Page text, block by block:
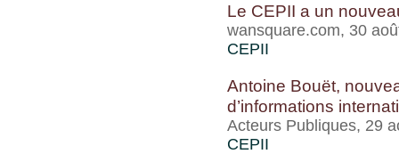
Le CEPII a un
wansquare.com, 30
CEPII
Antoine Bouët,
d’informations
Acteurs Publiques, 29
CEPII